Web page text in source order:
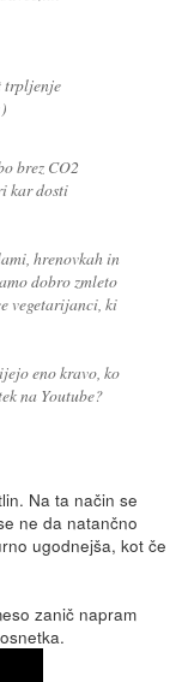
trpljenje
brez CO2
kar dosti
hrenovkah in
dobro zmleto
vegetarijanci, ki
eno kravo, ko
na Youtube?
Na ta način se
ne da natančno
ugodnejša, kot če
zanič napram